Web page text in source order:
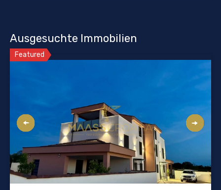
Ausgesuchte Immobilien
Featured